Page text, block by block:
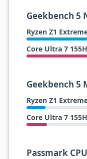
Geekbench 5
Ryzen Z1
Core Ultra 7 155H
Geekbench 5
Ryzen Z1
Core Ultra 7 155H
Passmark